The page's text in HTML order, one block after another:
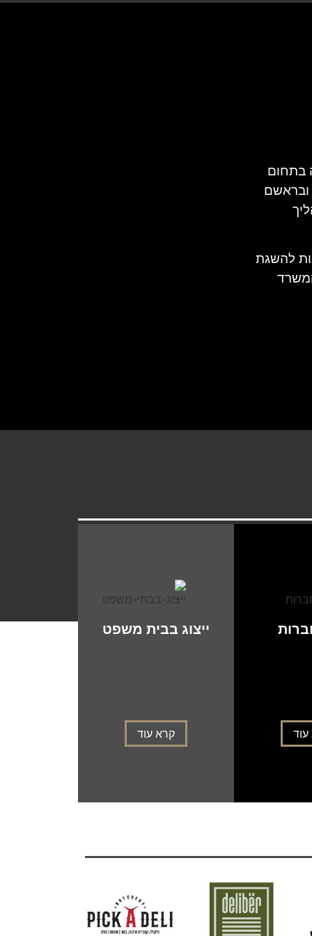
בתחום
ובראשם
להשגת
ייצוג בבית משפט
קרא עוד